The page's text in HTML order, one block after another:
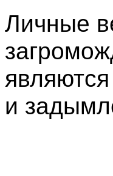
Личные
и